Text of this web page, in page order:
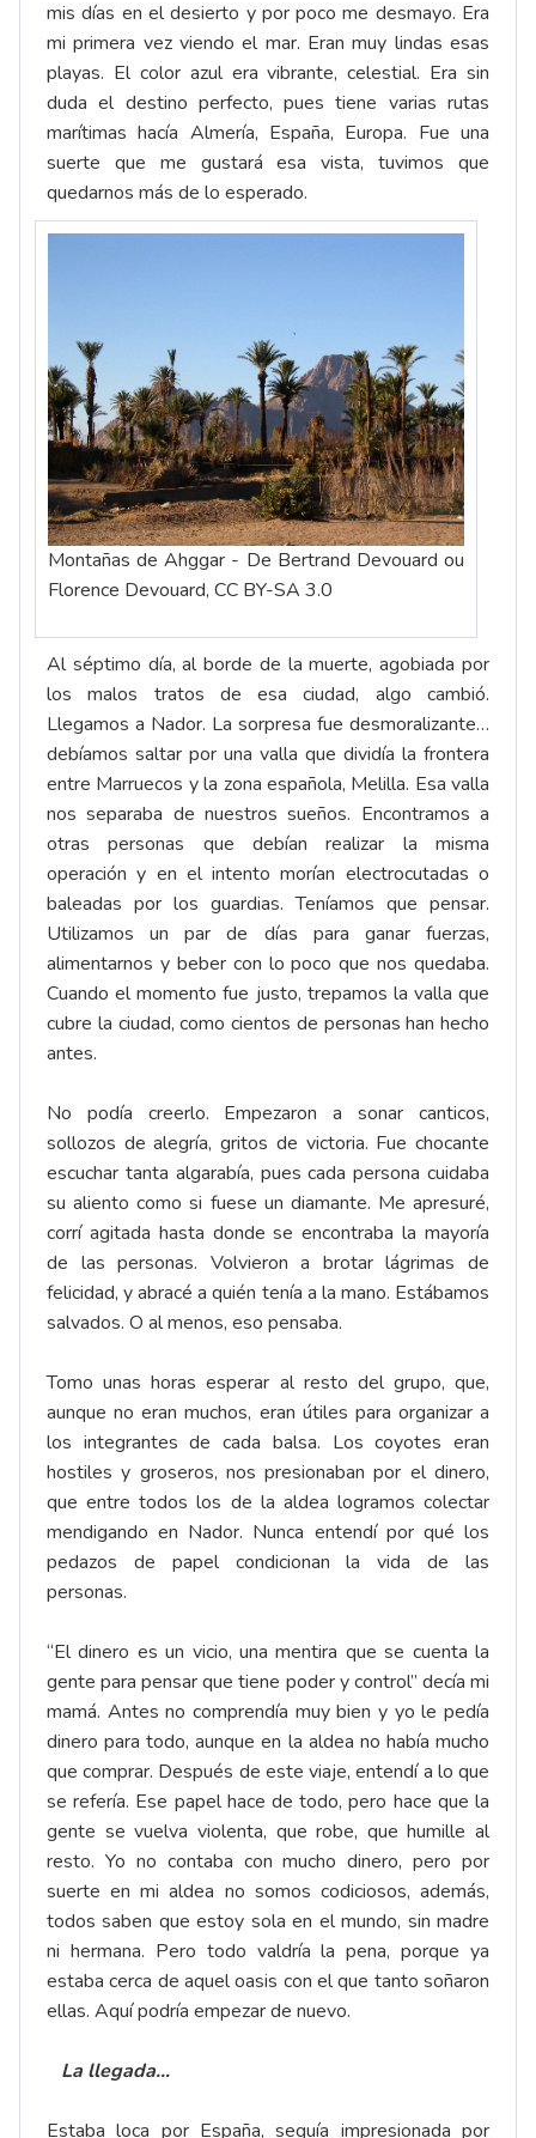
mis días en el desierto y por poco me desmayo. Era
mi primera vez viendo el mar. Eran muy lindas esas
playas. El color azul era vibrante, celestial. Era sin
duda el destino perfecto, pues tiene varias rutas
marítimas hacía Almería, España, Europa. Fue una
suerte que me gustará esa vista, tuvimos que
quedarnos más de lo esperado.
Montañas de Ahggar - De Bertrand Devouard ou
Florence Devouard, CC BY-SA 3.0
Al séptimo día, al borde de la muerte, agobiada por
los malos tratos de esa ciudad, algo cambió.
Llegamos a Nador. La sorpresa fue desmoralizante…
debíamos saltar por una valla que dividía la frontera
entre Marruecos y la zona española, Melilla. Esa valla
nos separaba de nuestros sueños. Encontramos a
otras personas que debían realizar la misma
operación y en el intento morían electrocutadas o
baleadas por los guardias. Teníamos que pensar.
Utilizamos un par de días para ganar fuerzas,
alimentarnos y beber con lo poco que nos quedaba.
Cuando el momento fue justo, trepamos la valla que
cubre la ciudad, como cientos de personas han hecho
antes.
No podía creerlo. Empezaron a sonar canticos,
sollozos de alegría, gritos de victoria. Fue chocante
escuchar tanta algarabía, pues cada persona cuidaba
su aliento como si fuese un diamante. Me apresuré,
corrí agitada hasta donde se encontraba la mayoría
de las personas. Volvieron a brotar lágrimas de
felicidad, y abracé a quién tenía a la mano. Estábamos
salvados. O al menos, eso pensaba.
Tomo unas horas esperar al resto del grupo, que,
aunque no eran muchos, eran útiles para organizar a
los integrantes de cada balsa. Los coyotes eran
hostiles y groseros, nos presionaban por el dinero,
que entre todos los de la aldea logramos colectar
mendigando en Nador. Nunca entendí por qué los
pedazos de papel condicionan la vida de las
personas.
“El dinero es un vicio, una mentira que se cuenta la
gente para pensar que tiene poder y control” decía mi
mamá. Antes no comprendía muy bien y yo le pedía
dinero para todo, aunque en la aldea no había mucho
que comprar. Después de este viaje, entendí a lo que
se refería. Ese papel hace de todo, pero hace que la
gente se vuelva violenta, que robe, que humille al
resto. Yo no contaba con mucho dinero, pero por
suerte en mi aldea no somos codiciosos, además,
todos saben que estoy sola en el mundo, sin madre
ni hermana. Pero todo valdría la pena, porque ya
estaba cerca de aquel oasis con el que tanto soñaron
ellas. Aquí podría empezar de nuevo.
La llegada…
Estaba loca por España, seguía impresionada por